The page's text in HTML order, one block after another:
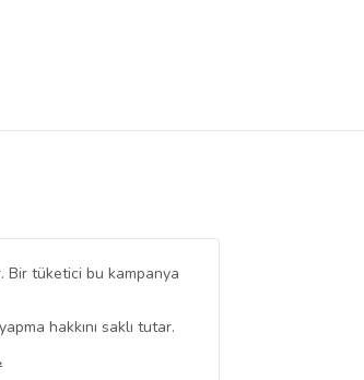
Bir tüketici bu kampanya
hakkını saklı tutar.